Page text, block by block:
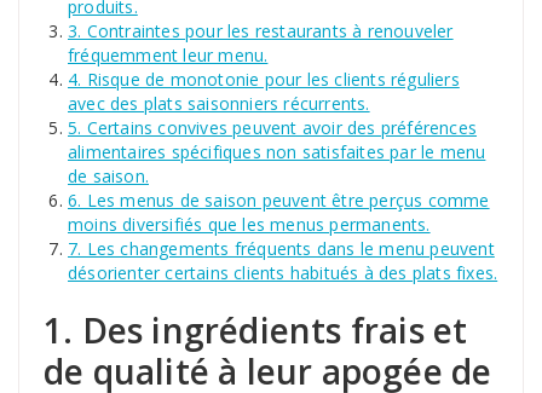
produits.
3. Contraintes pour les restaurants à renouveler
fréquemment leur menu.
4. Risque de monotonie pour les clients réguliers
avec des plats saisonniers récurrents.
5. Certains convives peuvent avoir des préférences
alimentaires spécifiques non satisfaites par le menu
de saison.
6. Les menus de saison peuvent être perçus comme
moins diversifiés que les menus permanents.
7. Les changements fréquents dans le menu peuvent
désorienter certains clients habitués à des plats fixes.
1. Des ingrédients frais et
de qualité à leur apogée de